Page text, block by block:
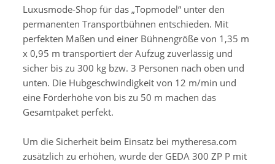
Luxusmode-Shop für das „Topmodel“ unter den
permanenten Transportbühnen entschieden. Mit
perfekten Maßen und einer Bühnengröße von 1,35 m
x 0,95 m transportiert der Aufzug zuverlässig und
sicher bis zu 300 kg bzw. 3 Personen nach oben und
unten. Die Hubgeschwindigkeit von 12 m/min und
eine Förderhöhe von bis zu 50 m machen das
Gesamtpaket perfekt.
Um die Sicherheit beim Einsatz bei mytheresa.com
zusätzlich zu erhöhen, wurde der GEDA 300 ZP P mit